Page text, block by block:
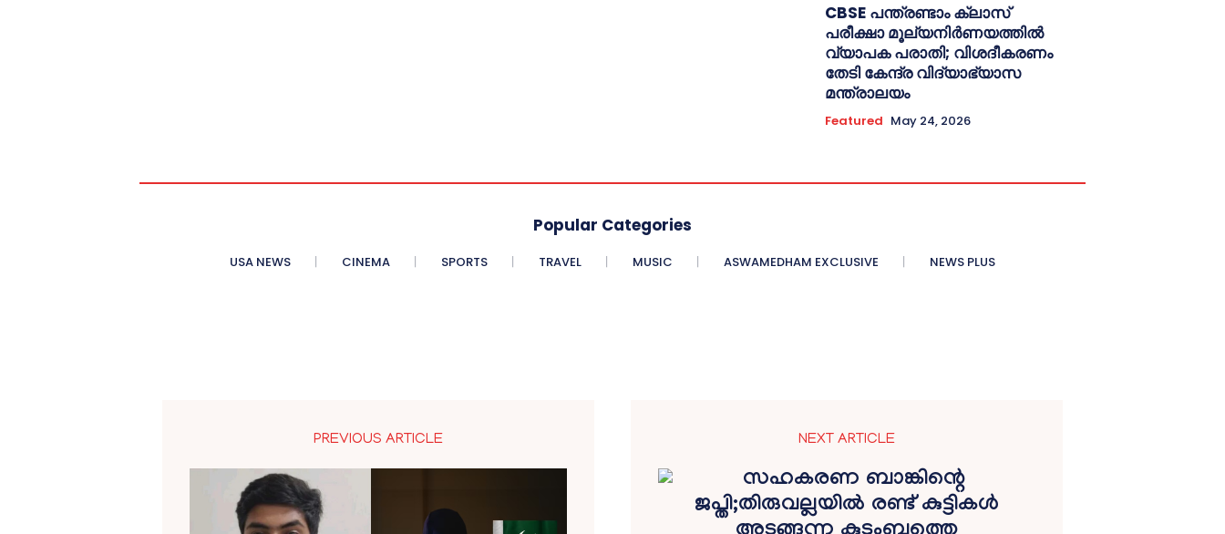
CBSE പന്ത്രണ്ടാം ക്ലാസ്
പരീക്ഷാ മൂല്യനിർണയത്തിൽ
വ്യാപക പരാതി; വിശദീകരണം
തേടി കേന്ദ്ര വിദ്യാഭ്യാസ
മന്ത്രാലയം
Featured May 24, 2026
Popular Categories
USA NEWS CINEMA SPORTS TRAVEL MUSIC ASWAMEDHAM EXCLUSIVE NEWS PLUS
PREVIOUS ARTICLE NEXT ARTICLE